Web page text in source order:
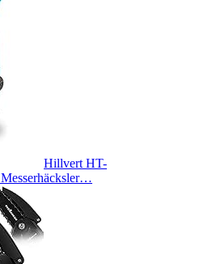
Hillvert HT-